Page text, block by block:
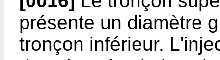
présente un diamètre
tronçon inférieur.